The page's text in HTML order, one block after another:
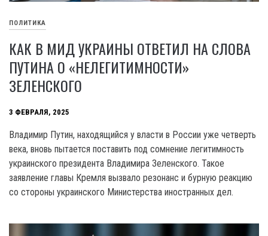
ПОЛИТИКА
КАК В МИД УКРАИНЫ ОТВЕТИЛ НА СЛОВА
ПУТИНА О «НЕЛЕГИТИМНОСТИ»
ЗЕЛЕНСКОГО
3 ФЕВРАЛЯ, 2025
Владимир Путин, находящийся у власти в России уже четверть
века, вновь пытается поставить под сомнение легитимность
украинского президента Владимира Зеленского. Такое
заявление главы Кремля вызвало резонанс и бурную реакцию
со стороны украинского Министерства иностранных дел.